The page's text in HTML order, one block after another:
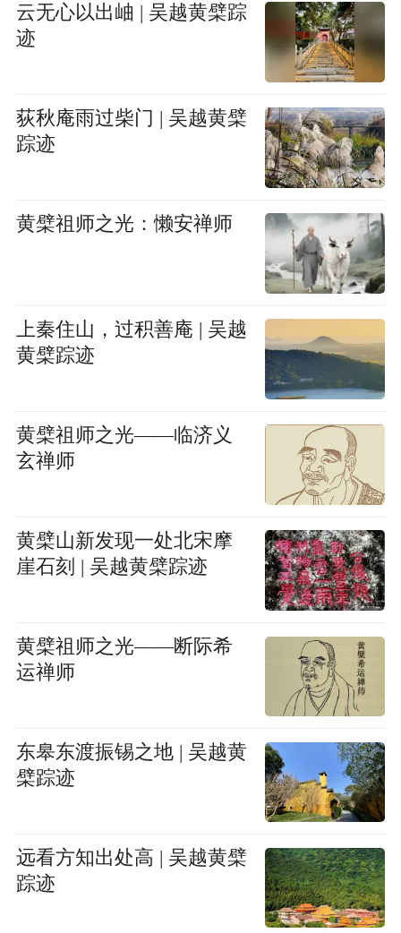
云无心以出岫 | 吴越黄檗踪
迹
荻秋庵雨过柴门 | 吴越黄檗
踪迹
黄檗祖师之光：懒安禅师
上秦住山，过积善庵 | 吴越
黄檗踪迹
黄檗祖师之光——临济义
玄禅师
黄檗山新发现一处北宋摩
崖石刻 | 吴越黄檗踪迹
黄檗祖师之光——断际希
运禅师
东皋东渡振锡之地 | 吴越黄
檗踪迹
远看方知出处高 | 吴越黄檗
踪迹